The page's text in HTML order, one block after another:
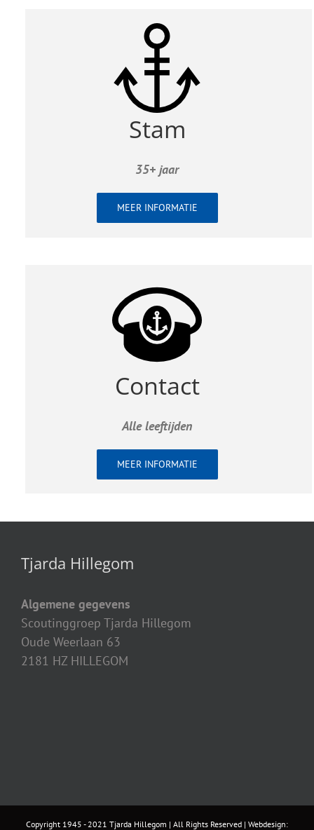
Stam
35+ jaar
MEER INFORMATIE
Contact
Alle leeftijden
MEER INFORMATIE
Tjarda Hillegom
Algemene gegevens
Scoutinggroep Tjarda Hillegom
Oude Weerlaan 63
2181 HZ HILLEGOM
Copyright 1945 - 2021 Tjarda Hillegom | All Rights Reserved | Webdesign: